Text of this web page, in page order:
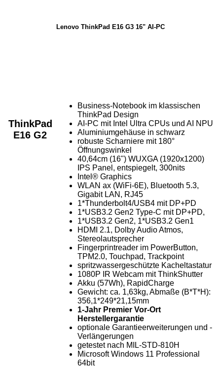
Lenovo ThinkPad E16 G3 16" AI-PC
ThinkPad
E16 G2
Business-Notebook im klassischen
ThinkPad Design
AI-PC mit Intel Ultra CPUs und AI NPU
Aluminiumgehäuse in schwarz
robuste Scharniere mit 180°
Öffnungswinkel
40,64cm (16") WUXGA (1920x1200)
IPS Panel, entspiegelt, 300nits
Intel® Graphics
WLAN ax (WiFi-6E), Bluetooth 5.3,
Gigabit LAN, RJ45
1*Thunderbolt4/USB4 mit DP+PD
1*USB3.2 Gen2 Type-C mit DP+PD,
1*USB3.2 Gen2, 1*USB3.2 Gen1
HDMI 2.1, Dolby Audio Atmos,
Stereolautsprecher
Fingerprintreader im PowerButton,
TPM2.0, Touchpad, Trackpoint
spritzwassergeschützte Kacheltastatur
1080P IR Webcam mit ThinkShutter
Akku (57Wh), RapidCharge
Gewicht: ca. 1,63kg, Abmaße (B*T*H):
356,1*249*21,15mm
1-Jahr Premier Vor-Ort
Herstellergarantie
optionale Garantieerweiterungen und -
Verlängerungen
getestet nach MIL-STD-810H
Microsoft Windows 11 Professional
64bit